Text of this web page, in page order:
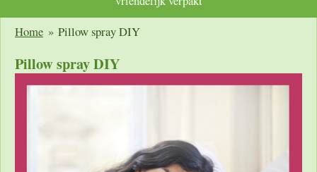
hoofdinhoud
Home » Pillow spray DIY
Pillow spray DIY